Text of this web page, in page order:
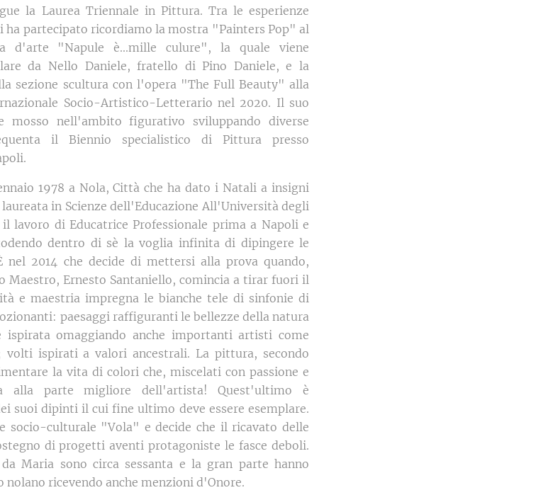
la Laurea Triennale in Pittura. Tra le esperienze
ha partecipato ricordiamo la mostra "Painters Pop" al
d'arte "Napule è...mille culure", la quale viene
da Nello Daniele, fratello di Pino Daniele, e la
sezione scultura con l'opera "The Full Beauty" alla
Socio-Artistico-Letterario nel 2020. Il suo
nell'ambito figurativo sviluppando diverse
il Biennio specialistico di Pittura presso
1978 a Nola, Città che ha dato i Natali a insigni
in Scienze dell'Educazione All'Università degli
lavoro di Educatrice Professionale prima a Napoli e
dentro di sè la voglia infinita di dipingere le
nel 2014 che decide di mettersi alla prova quando,
Maestro, Ernesto Santaniello, comincia a tirar fuori il
e maestria impregna le bianche tele di sinfonie di
paesaggi raffiguranti le bellezze della natura
ispirata omaggiando anche importanti artisti come
volti ispirati a valori ancestrali. La pittura, secondo
la vita di colori che, miscelati con passione e
alla parte migliore dell'artista! Quest'ultimo è
suoi dipinti il cui fine ultimo deve essere esemplare.
socio-culturale "Vola" e decide che il ricavato delle
di progetti aventi protagoniste le fasce deboli.
Maria sono circa sessanta e la gran parte hanno
ricevendo anche menzioni d'Onore.